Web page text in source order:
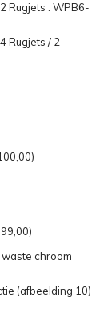
Rugjets : WPB6-
Rugjets / 2
chroom
(afbeelding 10)